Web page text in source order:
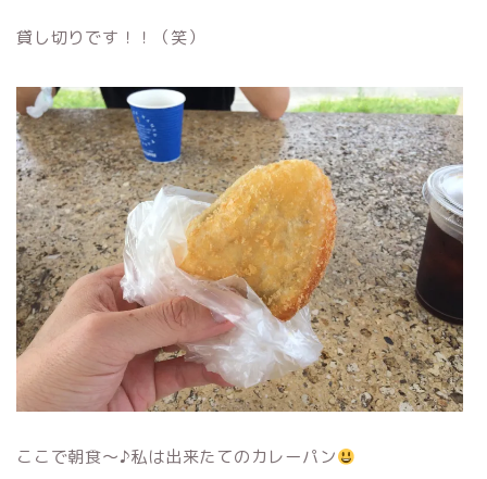
貸し切りです！！（笑）
ここで朝食〜♪私は出来たてのカレーパン